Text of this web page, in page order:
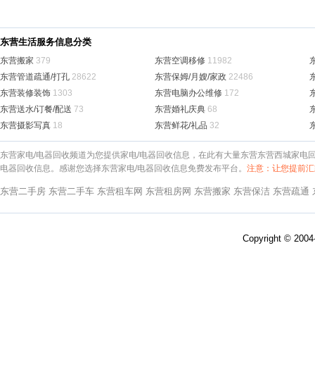
东营生活服务信息分类
东营搬家 379 东营空调移修 11982
东营管道疏通/打孔 28622 东营保姆/月嫂/家政 22486
东营装修装饰 1303 东营电脑办公维修 172
东营送水/订餐/配送 73 东营婚礼庆典 68
东营摄影写真 18 东营鲜花/礼品 32
东营家电/电器回收频道为您提供家电/电器回收信息，在此有大量东营东营西城家
电器回收信息。感谢您选择东营家电/电器回收信息免费发布平台。 注意：让您提前
东营二手房 东营二手车 东营租车网 东营租房网 东营搬家 东营保洁 东营疏通
Copyright ©